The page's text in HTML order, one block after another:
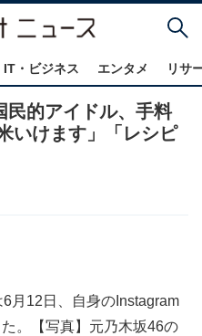
IT・ビジネス エンタメ リサ
民的アイドル、手料
いけます」「レシピ
月12日、自身のInstagram
。【写真】元乃木坂46の